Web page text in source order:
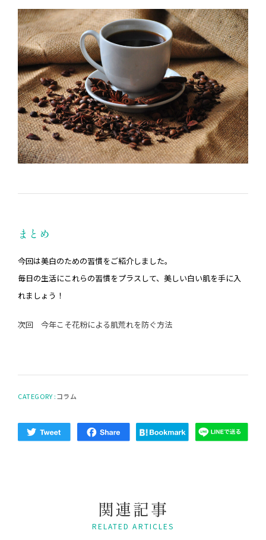
まとめ
今回は美白のための習慣をご紹介しました。
毎日の生活にこれらの習慣をプラスして、美しい白い肌を手に入
れましょう！
次回 今年こそ花粉による肌荒れを防ぐ方法
CATEGORY :コラム
関連記事
RELATED ARTICLES